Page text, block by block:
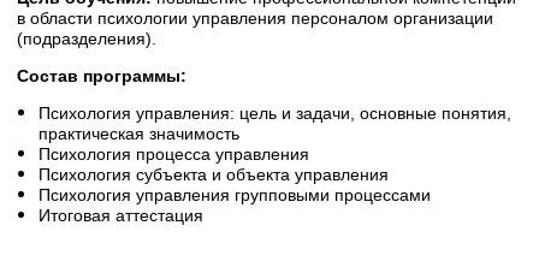
в области психологии управления персоналом организации
(подразделения).
Состав программы:
Психология управления: цель и задачи, основные понятия,
практическая значимость
Психология процесса управления
Психология субъекта и объекта управления
Психология управления групповыми процессами
Итоговая аттестация